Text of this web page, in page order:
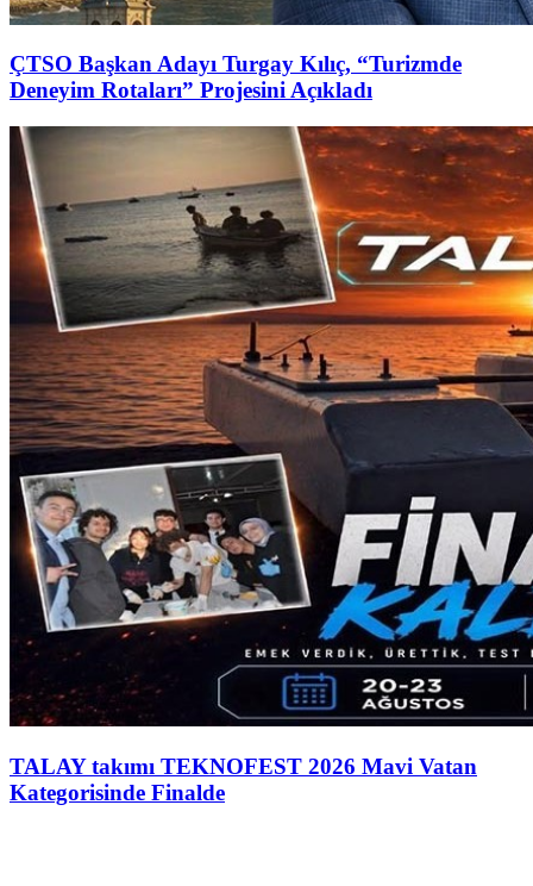
ÇTSO Başkan Adayı Turgay Kılıç, “Turizmde
Deneyim Rotaları” Projesini Açıkladı
TALAY takımı TEKNOFEST 2026 Mavi Vatan
Kategorisinde Finalde